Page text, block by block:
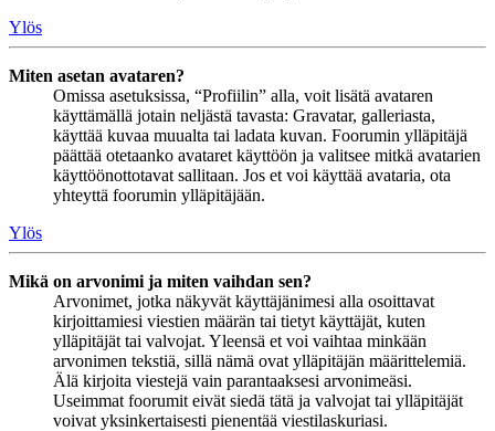
Ylös
Miten asetan avataren?
Omissa asetuksissa, “Profiilin” alla, voit lisätä avataren
käyttämällä jotain neljästä tavasta: Gravatar, galleriasta,
käyttää kuvaa muualta tai ladata kuvan. Foorumin ylläpitäjä
päättää otetaanko avataret käyttöön ja valitsee mitkä avatarien
käyttöönottotavat sallitaan. Jos et voi käyttää avataria, ota
yhteyttä foorumin ylläpitäjään.
Ylös
Mikä on arvonimi ja miten vaihdan sen?
Arvonimet, jotka näkyvät käyttäjänimesi alla osoittavat
kirjoittamiesi viestien määrän tai tietyt käyttäjät, kuten
ylläpitäjät tai valvojat. Yleensä et voi vaihtaa minkään
arvonimen tekstiä, sillä nämä ovat ylläpitäjän määrittelemiä.
Älä kirjoita viestejä vain parantaaksesi arvonimeäsi.
Useimmat foorumit eivät siedä tätä ja valvojat tai ylläpitäjät
voivat yksinkertaisesti pienentää viestilaskuriasi.